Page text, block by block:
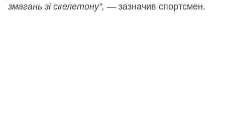
змагань зі скелетону", — зазначив спортсмен.